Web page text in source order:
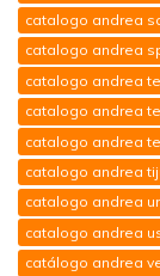
catalogo andrea
catalogo andrea
catalogo andrea
catalogo andrea
catalogo andrea
catalogo andrea
catalogo andrea
catalogo andrea
catálogo andrea